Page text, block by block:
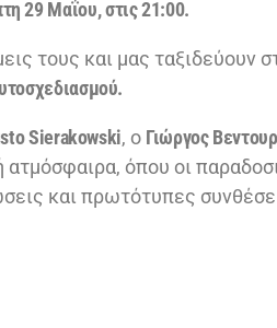
29 Μαΐου, στις 21:00.
τους και μας ταξιδεύουν
Sierakowski, ο Γιώργος
όπου οι
και πρωτότυπες